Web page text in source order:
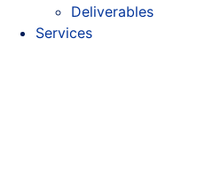
Deliverables
Services